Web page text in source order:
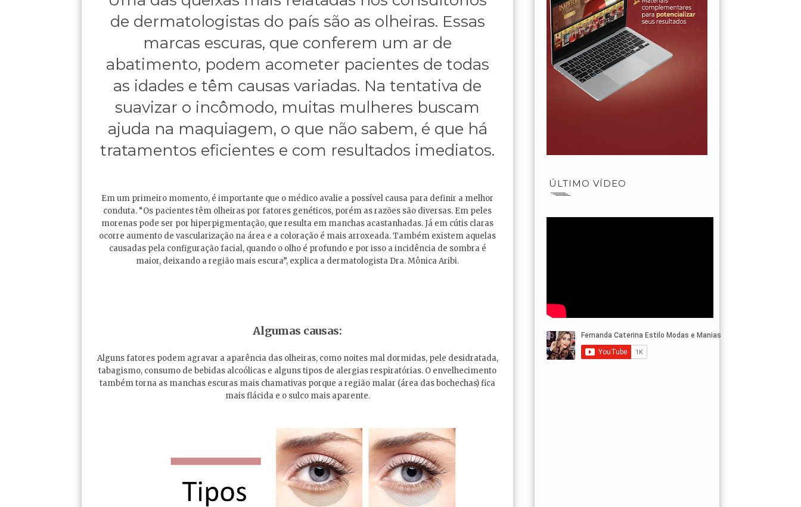
de dermatologistas do país são as olheiras. Essas
marcas escuras, que conferem um ar de
abatimento, podem acometer pacientes de todas
as idades e têm causas variadas. Na tentativa de
suavizar o incômodo, muitas mulheres buscam
ajuda na maquiagem, o que não sabem, é que há
tratamentos eficientes e com resultados imediatos.
Em um primeiro momento, é importante que o médico avalie a possível causa para definir a melhor
conduta. “Os pacientes têm olheiras por fatores genéticos, porém as razões são diversas. Em peles
morenas pode ser por hiperpigmentação, que resulta em manchas acastanhadas. Já em cútis claras
ocorre aumento de vascularização na área e a coloração é mais arroxeada. Também existem aquelas
causadas pela configuração facial, quando o olho é profundo e por isso a incidência de sombra é
maior, deixando a região mais escura”, explica a dermatologista Dra. Mônica Aribi.
Algumas causas:
Alguns fatores podem agravar a aparência das olheiras, como noites mal dormidas, pele desidratada,
tabagismo, consumo de bebidas alcoólicas e alguns tipos de alergias respiratórias. O envelhecimento
também torna as manchas escuras mais chamativas porque a região malar (área das bochechas) fica
mais flácida e o sulco mais aparente.
ÚLTIMO VÍDEO